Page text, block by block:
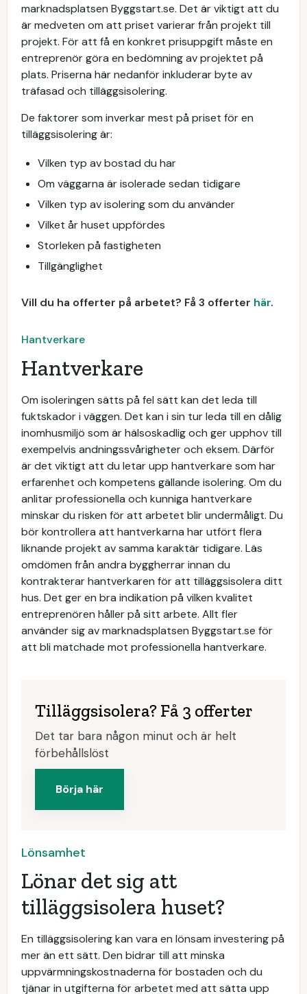
marknadsplatsen Byggstart.se. Det är viktigt att du
är medveten om att priset varierar från projekt till
projekt. För att få en konkret prisuppgift måste en
entreprenör göra en bedömning av projektet på
plats. Priserna här nedanför inkluderar byte av
träfasad och tilläggsisolering.
De faktorer som inverkar mest på priset för en
tilläggsisolering är:
Vilken typ av bostad du har
Om väggarna är isolerade sedan tidigare
Vilken typ av isolering som du använder
Vilket år huset uppfördes
Storleken på fastigheten
Tillgänglighet
Vill du ha offerter på arbetet? Få 3 offerter här.
Hantverkare
Hantverkare
Om isoleringen sätts på fel sätt kan det leda till
fuktskador i väggen. Det kan i sin tur leda till en dålig
inomhusmiljö som är hälsoskadlig och ger upphov till
exempelvis andningssvårigheter och eksem. Därför
är det viktigt att du letar upp hantverkare som har
erfarenhet och kompetens gällande isolering. Om du
anlitar professionella och kunniga hantverkare
minskar du risken för att arbetet blir undermåligt. Du
bör kontrollera att hantverkarna har utfört flera
liknande projekt av samma karaktär tidigare. Läs
omdömen från andra byggherrar innan du
kontrakterar hantverkaren för att tilläggsisolera ditt
hus. Det ger en bra indikation på vilken kvalitet
entreprenören håller på sitt arbete. Allt fler
använder sig av marknadsplatsen Byggstart.se för
att bli matchade mot professionella hantverkare.
Tilläggsisolera? Få 3 offerter
Det tar bara någon minut och är helt
förbehållslöst
Börja här
Lönsamhet
Lönar det sig att
tilläggsisolera huset?
En tilläggsisolering kan vara en lönsam investering på
mer än ett sätt. Den bidrar till att minska
uppvärmningskostnaderna för bostaden och du
tjänar in utgifterna för arbetet med att sätta upp